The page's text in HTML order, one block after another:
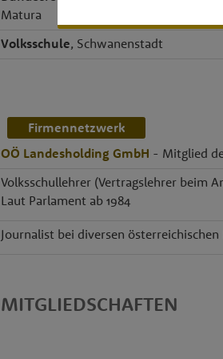
Matura
Volksschule, Schwanenstadt
Firmennetzwerk
OÖ Landesholding GmbH - Mitglied
Volksschullehrer (Vertragslehrer beim
Laut Parlament ab 1984
Journalist bei diversen
MITGLIEDSCHAFTEN